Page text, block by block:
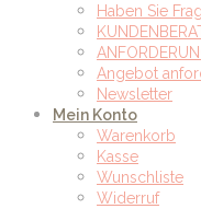
Haben Sie
Angebot
Newsletter
Mein Konto
Warenkorb
Kasse
Wunschliste
Widerruf